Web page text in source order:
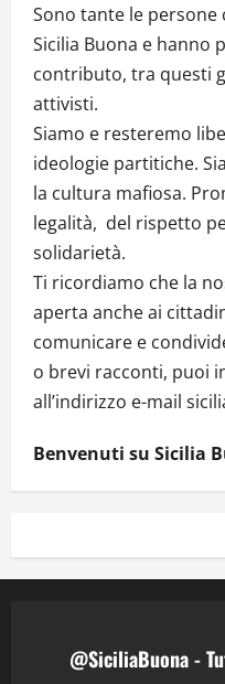
Sono tante le persone
Sicilia Buona e hanno
contributo, tra questi
attivisti.
Siamo e resteremo
ideologie partitiche.
la cultura mafiosa.
legalità, del rispetto
solidarietà.
Ti ricordiamo che la
aperta anche ai
comunicare e
o brevi racconti, puoi
all’indirizzo e-mail
Benvenuti su Sicilia
@SiciliaBuona -